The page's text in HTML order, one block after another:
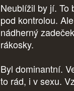
Neublížil by jí. To
pod kontrolou.
nádherný
rákosky.
Byl dominantní.
to rád, i v sexu.